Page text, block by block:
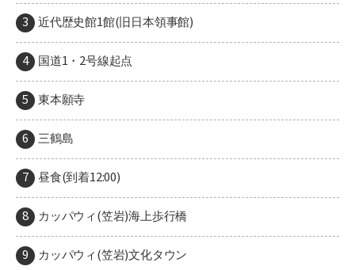
近代歴史館1館(旧日本領事館)
国道1・2号線起点
東本願寺
三鶴島
昼食(到着12:00)
カッパウィ(笠岩)海上歩行橋
カッパウィ(笠岩)文化タウン